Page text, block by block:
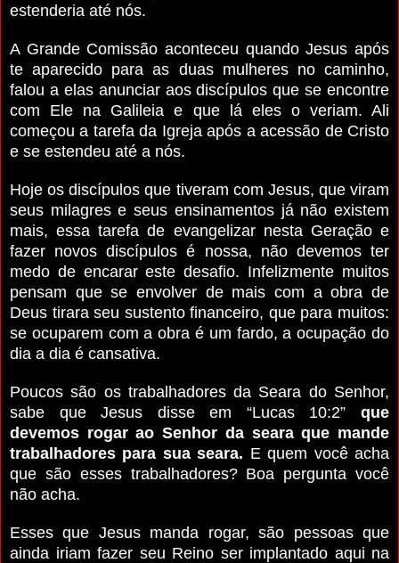
estenderia até nós.
A Grande Comissão aconteceu quando Jesus após
te aparecido para as duas mulheres no caminho,
falou a elas anunciar aos discípulos que se encontre
com Ele na Galileia e que lá eles o veriam. Ali
começou a tarefa da Igreja após a acessão de Cristo
e se estendeu até a nós.
Hoje os discípulos que tiveram com Jesus, que viram
seus milagres e seus ensinamentos já não existem
mais, essa tarefa de evangelizar nesta Geração e
fazer novos discípulos é nossa, não devemos ter
medo de encarar este desafio. Infelizmente muitos
pensam que se envolver de mais com a obra de
Deus tirara seu sustento financeiro, que para muitos:
se ocuparem com a obra é um fardo, a ocupação do
dia a dia é cansativa.
Poucos são os trabalhadores da Seara do Senhor,
sabe que Jesus disse em “Lucas 10:2” que
devemos rogar ao Senhor da seara que mande
trabalhadores para sua seara. E quem você acha
que são esses trabalhadores? Boa pergunta você
não acha.
Esses que Jesus manda rogar, são pessoas que
ainda iriam fazer seu Reino ser implantado aqui na